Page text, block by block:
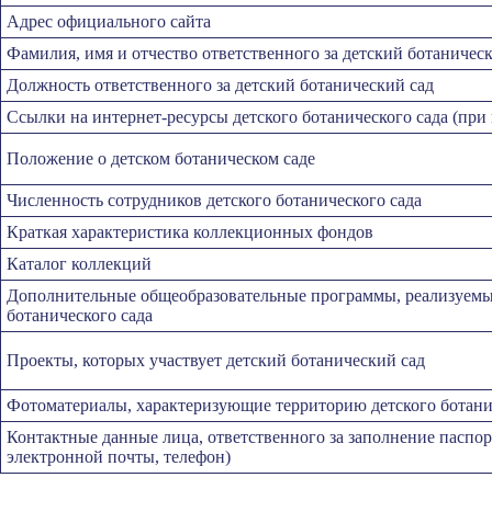
Адрес официального сайта
Фамилия, имя и отчество ответственного за детский
Должность ответственного за детский ботанический сад
Ссылки на интернет-ресурсы детского ботанического сада
Положение о детском ботаническом саде
Численность сотрудников детского ботанического сада
Краткая характеристика коллекционных фондов
Каталог коллекций
Дополнительные общеобразовательные программы,
ботанического сада
Проекты, которых участвует детский ботанический сад
Фотоматериалы, характеризующие территорию детского
Контактные данные лица, ответственного за заполнение
электронной почты, телефон)